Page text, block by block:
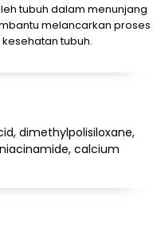
tubuh dalam menunjang
melancarkan proses
tubuh.
dimethylpolisiloxane,
calcium